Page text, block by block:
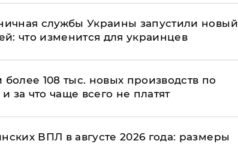
службы Украины запустили новый
что изменится для украинцев
108 тыс. новых производств по
за что чаще всего не платят
ВПЛ в августе 2026 года: размеры